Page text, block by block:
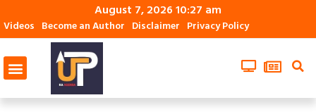
August 7, 2026 10:27 am
Videos Become an Author Disclaimer Privacy Policy